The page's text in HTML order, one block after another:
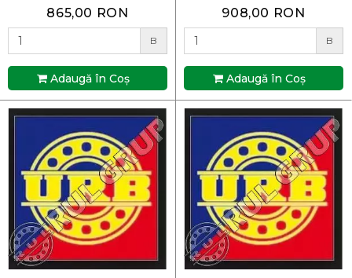
865,00 RON
B
Adaugă în Coş
908,00 RON
B
Adaugă în Coş